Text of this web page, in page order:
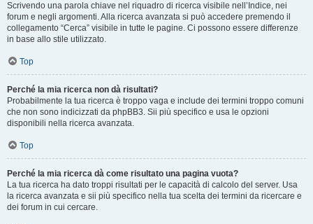
Scrivendo una parola chiave nel riquadro di ricerca visibile nell’Indice, nei
forum e negli argomenti. Alla ricerca avanzata si può accedere premendo il
collegamento “Cerca” visibile in tutte le pagine. Ci possono essere differenze
in base allo stile utilizzato.
Top
Perché la mia ricerca non dà risultati?
Probabilmente la tua ricerca è troppo vaga e include dei termini troppo comuni
che non sono indicizzati da phpBB3. Sii più specifico e usa le opzioni
disponibili nella ricerca avanzata.
Top
Perché la mia ricerca dà come risultato una pagina vuota?
La tua ricerca ha dato troppi risultati per le capacità di calcolo del server. Usa
la ricerca avanzata e sii più specifico nella tua scelta dei termini da ricercare e
dei forum in cui cercare.